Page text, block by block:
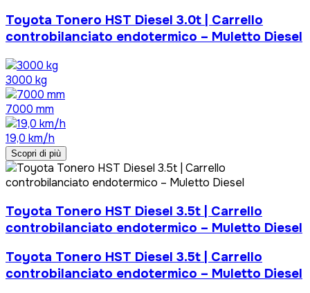
Toyota Tonero HST Diesel 3.0t | Carrello
controbilanciato endotermico – Muletto Diesel
3000 kg
7000 mm
19,0 km/h
Scopri di più
Toyota Tonero HST Diesel 3.5t | Carrello
controbilanciato endotermico – Muletto Diesel
Toyota Tonero HST Diesel 3.5t | Carrello
controbilanciato endotermico – Muletto Diesel